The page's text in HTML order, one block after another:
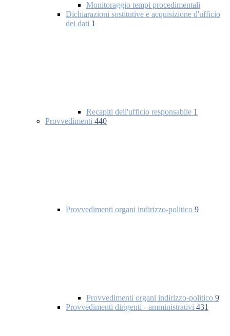
Monitoraggio tempi procedimentali
Dichiarazioni sostitutive e acquisizione d'ufficio
dei dati 1
Recapiti dell'ufficio responsabile 1
Provvedimenti 440
Provvedimenti organi indirizzo-politico 9
Provvedimenti organi indirizzo-politico 9
Provvedimenti dirigenti - amministrativi 431